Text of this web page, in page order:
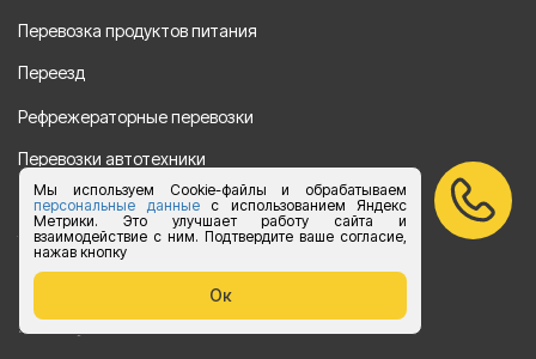
Мы используем Cookie-файлы и обрабатываем
персональные данныес использованием Яндекс
Метрики. Это улучшает работу сайта и
взаимодействие с ним. Подтвердите ваше согласие,
нажав кнопку
Ок
Перевозка продуктов питания
Переезд
Рефрежераторные перевозки
Перевозки автотехники
Перевозка алкогольной продукции
Упаковка груза
Наши направления
Клиенту